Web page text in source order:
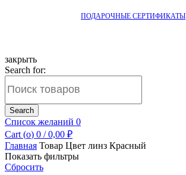
ПОДАРОЧНЫЕ СЕРТИФИКАТЫ
закрыть
Search for:
Search
Список желаний 0
Cart (o) 0 / 0,00 ₽
Главная Товар Цвет линз Красный
Показать фильтры
Сбросить